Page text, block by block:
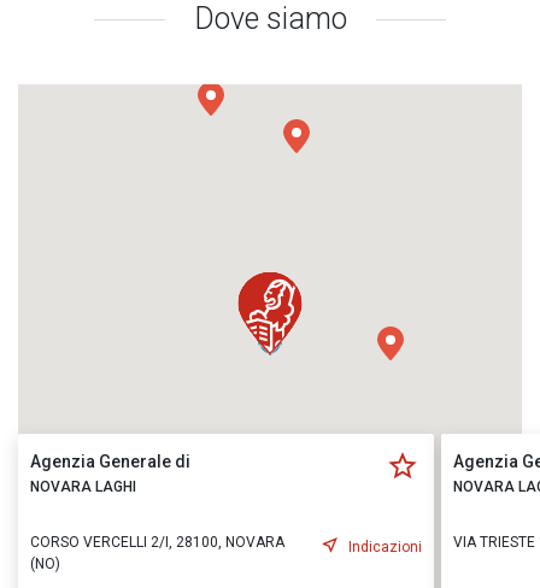
Dove siamo
Agenzia Generale di
NOVARA LAGHI
CORSO VERCELLI 2/I, 28100, NOVARA
(NO)
Indicazioni
Agenzia
NOVARA
VIA